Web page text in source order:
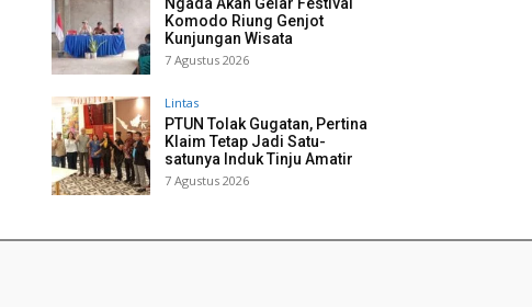
Komodo Riung Genjot
Kunjungan Wisata
7 Agustus 2026
Lintas
PTUN Tolak Gugatan, Pertina
Klaim Tetap Jadi Satu-
satunya Induk Tinju Amatir
7 Agustus 2026